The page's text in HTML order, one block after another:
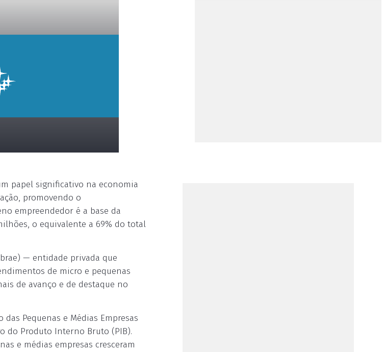
papel significativo na economia
promovendo o
empreendedor é a base da
o equivalente a 69% do total
— entidade privada que
de micro e pequenas
de avanço e de destaque no
Pequenas e Médias Empresas
do Produto Interno Bruto (PIB).
e médias empresas cresceram